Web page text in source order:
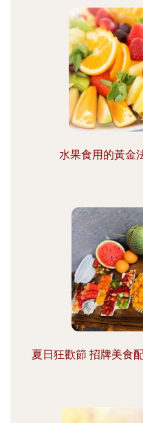
水果食用的黃金
夏日狂歡節 招牌美食